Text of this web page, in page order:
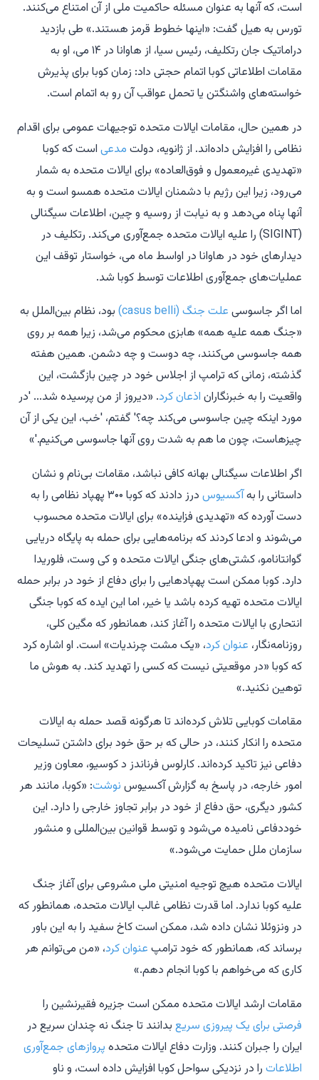
است، که آنها به عنوان مسئله حاکمیت ملی از آن امتناع می‌کنند.
تورس به هیل گفت: «اینها خطوط قرمز هستند.» طی بازدید
دراماتیک جان رتکلیف، رئیس سیا، از هاوانا در ۱۴ می، او به
مقامات اطلاعاتی کوبا اتمام حجتی داد: زمان کوبا برای پذیرش
خواسته‌های واشنگتن یا تحمل عواقب آن رو به اتمام است.
در همین حال، مقامات ایالات متحده توجیهات عمومی برای اقدام
نظامی را افزایش داده‌اند. از ژانویه، دولت مدعی است که کوبا
«تهدیدی غیرمعمول و فوق‌العاده» برای ایالات متحده به شمار
می‌رود، زیرا این رژیم با دشمنان ایالات متحده همسو است و به
آنها پناه می‌دهد و به نیابت از روسیه و چین، اطلاعات سیگنالی
(SIGINT) را علیه ایالات متحده جمع‌آوری می‌کند. رتکلیف در
دیدارهای خود در هاوانا در اواسط ماه می، خواستار توقف این
عملیات‌های جمع‌آوری اطلاعات توسط کوبا شد.
اما اگر جاسوسی علت جنگ (casus belli)
بود، نظام بین‌الملل به
«جنگ همه علیه همه» هابزی محکوم می‌شد، زیرا همه بر روی
همه جاسوسی می‌کنند، چه دوست و چه دشمن. همین هفته
گذشته، زمانی که ترامپ از اجلاس خود در چین بازگشت، این
واقعیت را به خبرنگاران اذعان کرد. «دیروز از من پرسیده شد... 'در
مورد اینکه چین جاسوسی می‌کند چه؟' گفتم، 'خب، این یکی از آن
چیزهاست، چون ما هم به شدت روی آنها جاسوسی می‌کنیم.'»
اگر اطلاعات سیگنالی بهانه کافی نباشد، مقامات بی‌نام و نشان
داستانی را بهآکسیوس
درز دادند که کوبا ۳۰۰ پهپاد نظامی را به
دست آورده که «تهدیدی فزاینده» برای ایالات متحده محسوب
می‌شوند و ادعا کردند که برنامه‌هایی برای حمله به پایگاه دریایی
گوانتانامو، کشتی‌های جنگی ایالات متحده و کی وست، فلوریدا
دارد. کوبا ممکن است پهپادهایی را برای دفاع از خود در برابر حمله
ایالات متحده تهیه کرده باشد یا خیر، اما این ایده که کوبا جنگی
انتحاری با ایالات متحده را آغاز کند، همانطور که مگین کلی،
روزنامه‌نگار، عنوان کرد، «یک مشت چرندیات» است. او اشاره کرد
که کوبا «در موقعیتی نیست که کسی را تهدید کند. به هوش ما
توهین نکنید.»
مقامات کوبایی تلاش کرده‌اند تا هرگونه قصد حمله به ایالات
متحده را انکار کنند، در حالی که بر حق خود برای داشتن تسلیحات
دفاعی نیز تاکید کرده‌اند. کارلوس فرناندز د کوسیو، معاون وزیر
امور خارجه، در پاسخ به گزارش آکسیوس نوشت: «کوبا، مانند هر
کشور دیگری، حق دفاع از خود در برابر تجاوز خارجی را دارد. این
خوددفاعی نامیده می‌شود و توسط قوانین بین‌المللی و منشور
سازمان ملل حمایت می‌شود.»
ایالات متحده هیچ توجیه امنیتی ملی مشروعی برای آغاز جنگ
علیه کوبا ندارد. اما قدرت نظامی غالب ایالات متحده، همانطور که
در ونزوئلا نشان داده شد، ممکن است کاخ سفید را به این باور
برساند که، همانطور که خود ترامپ عنوان کرد، «من می‌توانم هر
کاری که می‌خواهم با کوبا انجام دهم.»
مقامات ارشد ایالات متحده ممکن است جزیره فقیرنشین را
فرصتی برای یک پیروزی سریع بدانند تا جنگ نه چندان سریع در
ایران را جبران کنند. وزارت دفاع ایالات متحده پروازهای جمع‌آوری
اطلاعات را در نزدیکی سواحل کوبا افزایش داده است، و ناو